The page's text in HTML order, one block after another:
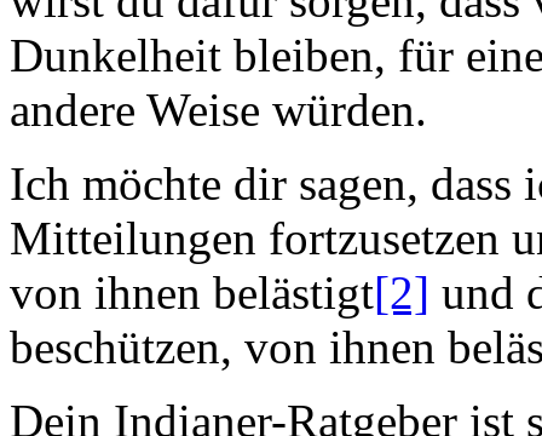
Dunkelheit bleiben, für
andere Weise würden.
Ich möchte dir sagen,
Mitteilungen fortzusetzen
von ihnen belästigt[2] und
beschützen, von ihnen
Dein Indianer-Ratgeber ist